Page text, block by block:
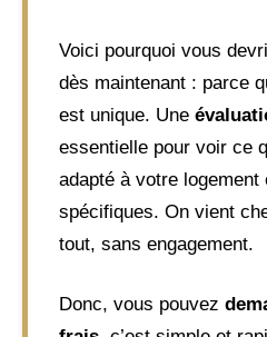
Voici pourquoi vous
dès maintenant : parce
est unique. Une
essentielle pour voir ce
adapté à votre logement
spécifiques. On vient
tout, sans engagement.
Donc, vous pouvez